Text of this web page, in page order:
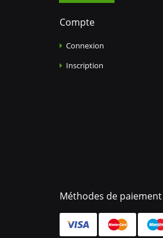
Compte
Connexion
Inscription
Méthodes de